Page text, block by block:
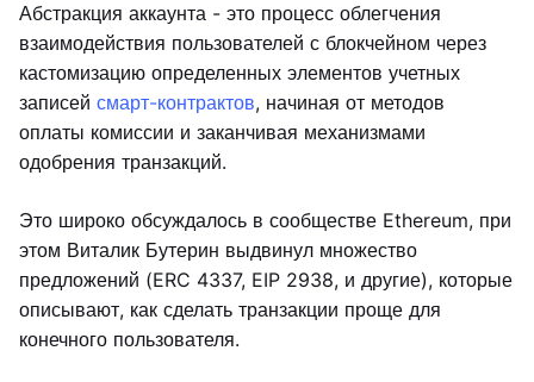
Абстракция аккаунта - это процесс облегчения
взаимодействия пользователей с блокчейном через
кастомизацию определенных элементов учетных
записей смарт-контрактов, начиная от методов
оплаты комиссии и заканчивая механизмами
одобрения транзакций.
Это широко обсуждалось в сообществе Ethereum, при
этом Виталик Бутерин выдвинул множество
предложений (ERC 4337, EIP 2938, и другие), которые
описывают, как сделать транзакции проще для
конечного пользователя.